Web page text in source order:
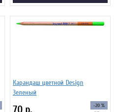
Карандаш цветной Design
Зеленый
70 р. -20 %